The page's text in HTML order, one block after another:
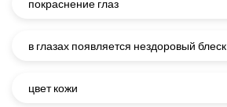
покраснение глаз
в глазах появляется нездоровый блеск
цвет кожи